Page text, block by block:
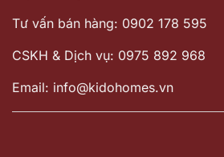
Tư vấn bán hàng: 0902 178 595
CSKH & Dịch vụ: 0975 892 968
Email: info@kidohomes.vn